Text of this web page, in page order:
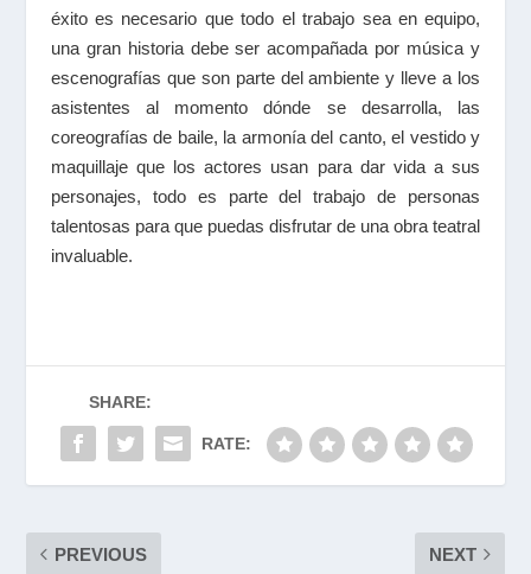
éxito es necesario que todo el trabajo sea en equipo,
una gran historia debe ser acompañada por música y
escenografías que son parte del ambiente y lleve a los
asistentes al momento dónde se desarrolla, las
coreografías de baile, la armonía del canto, el vestido y
maquillaje que los actores usan para dar vida a sus
personajes, todo es parte del trabajo de personas
talentosas para que puedas disfrutar de una obra teatral
invaluable.
SHARE:
RATE:
PREVIOUS NEXT